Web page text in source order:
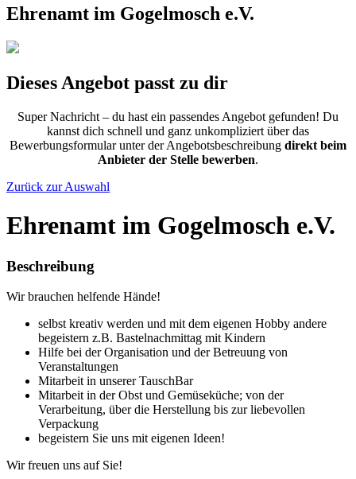
Ehrenamt im Gogelmosch e.V.
Dieses Angebot passt zu dir
Super Nachricht – du hast ein passendes Angebot gefunden! Du
kannst dich schnell und ganz unkompliziert über das
Bewerbungsformular unter der Angebotsbeschreibung direkt beim
Anbieter der Stelle bewerben.
Zurück zur Auswahl
Ehrenamt im Gogelmosch e.V.
Beschreibung
Wir brauchen helfende Hände!
selbst kreativ werden und mit dem eigenen Hobby andere
begeistern z.B. Bastelnachmittag mit Kindern
Hilfe bei der Organisation und der Betreuung von
Veranstaltungen
Mitarbeit in unserer TauschBar
Mitarbeit in der Obst und Gemüseküche; von der
Verarbeitung, über die Herstellung bis zur liebevollen
Verpackung
begeistern Sie uns mit eigenen Ideen!
Wir freuen uns auf Sie!